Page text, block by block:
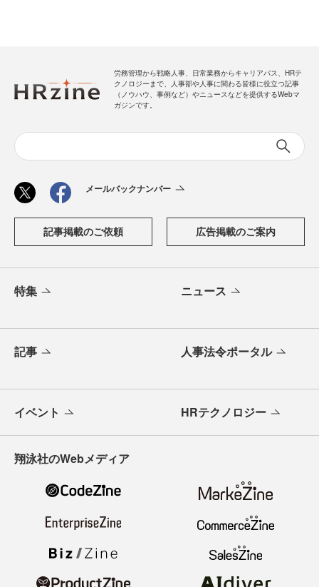
労務管理から戦略人事、日常業務からキャリアパス、HRテ
クノロジーまで、人事部や人事に関わる皆様に役立つ記事
（ノウハウ、事例など）やニュースなどを提供するWebマ
ガジンです。
メールバックナンバー
記事掲載のご依頼 広告掲載のご案内
特集 ニュース
記事 人事法令ポータル
イベント HRテクノロジー
翔泳社のWebメディア